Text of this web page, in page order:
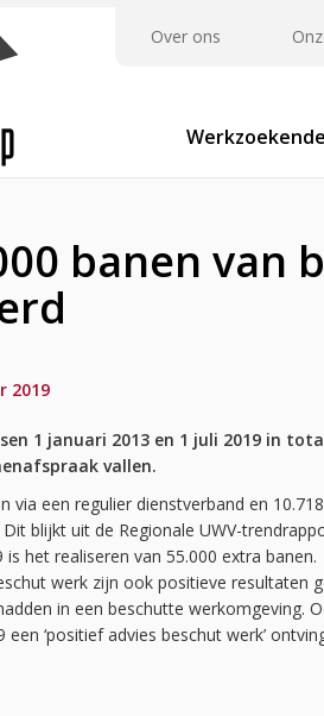
Over ons
Werkzoekende
banen van
2019
1 januari 2013 en 1 juli 2019 in
vallen.
via een regulier dienstverband en
blijkt uit de Regionale UWV-
het realiseren van 55.000 extra banen.
werk zijn ook positieve resultaten
in een beschutte werkomgeving.
‘positief advies beschut werk’